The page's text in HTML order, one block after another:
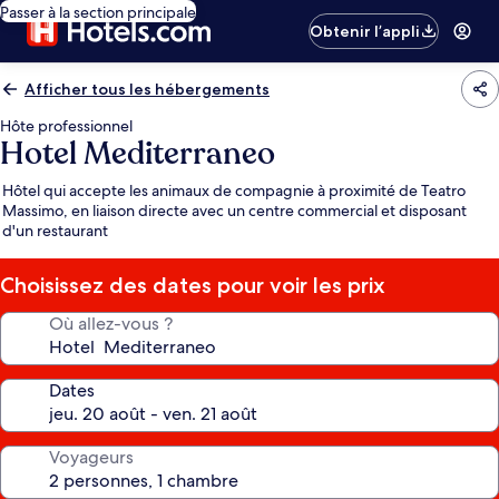
Passer à la section principale
Obtenir l’appli
Afficher tous les hébergements
Hôte professionnel
Hotel Mediterraneo
Hôtel qui accepte les animaux de compagnie à proximité de Teatro
Massimo, en liaison directe avec un centre commercial et disposant
d'un restaurant
Choisissez des dates pour voir les prix
Où allez-vous ?
Dates
Voyageurs